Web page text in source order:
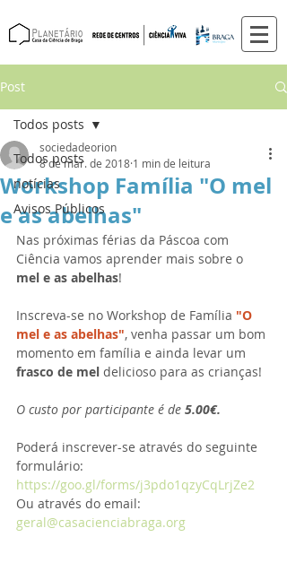
Post
Todos posts
notícias
Avisos Públicos
Todos posts
Workshop Família "O mel
e as abelhas"
sociedadeorion
8 de mar. de 2018 1 min de leitura
Nas próximas férias da Páscoa com
Ciência vamos aprender mais sobre o
mel e as abelhas!
Inscreva-se no Workshop de Família "O
mel e as abelhas", venha passar um bom
momento em família e ainda levar um
frasco de mel delicioso para as crianças!
O custo por participante é de 5.00€.
Poderá inscrever-se através do seguinte
formulário:
https://goo.gl/forms/j3pdo1qzyCqLrjZe2
Ou através do email:
geral@casacienciabraga.org